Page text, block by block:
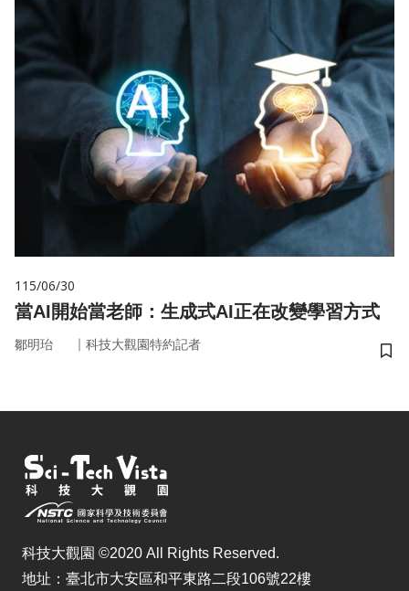
115/06/30
當AI開始當老師：生成式AI正在改變學習方式
鄒明珆 ｜ 科技大觀園特約記者
儲
科技大觀園 ©2020 All Rights Reserved.
地址：臺北市大安區和平東路二段106號22樓